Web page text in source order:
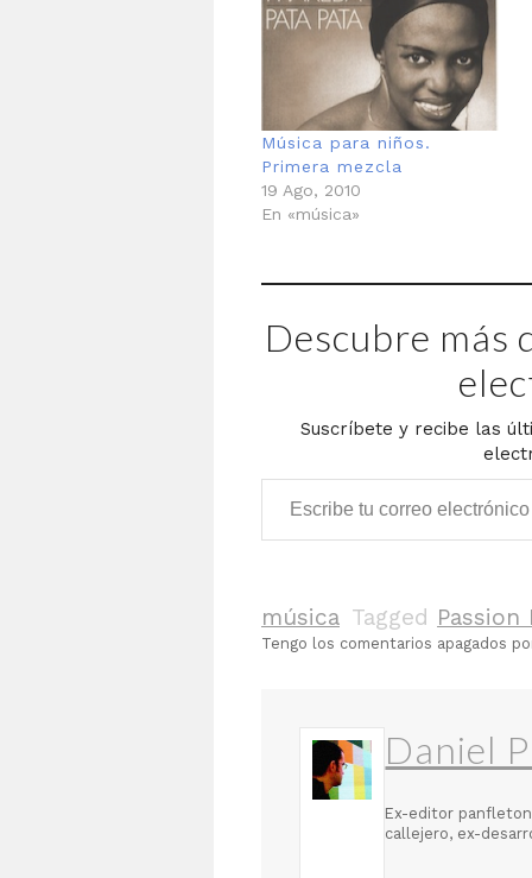
Música para niños.
Primera mezcla
19 Ago, 2010
En «música»
Descubre más
Suscríbete y recibe las
Escribe tu correo electrónico…
música Tagged Passion
Tengo los comentarios apagados
Daniel
Ex-editor
callejero, ex-